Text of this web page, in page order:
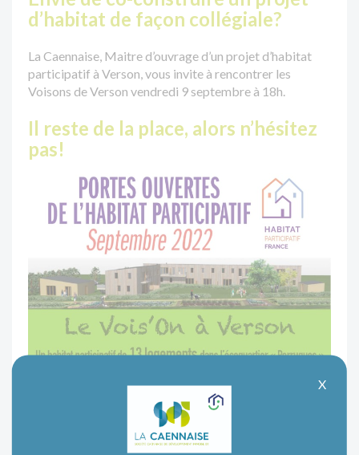
d’habitat de façon collégiale?
La Caennaise, Maitre d’ouvrage d’un projet d’habitat
participatif à Verson, vous invite à rencontrer les
Voisons de Verson vendredi 9 septembre à 18h.
Il reste de la place, alors n’hésitez
pas!
X